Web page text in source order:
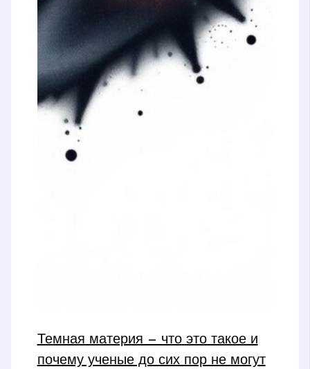
Темная материя — что это такое и
почему ученые до сих пор не могут